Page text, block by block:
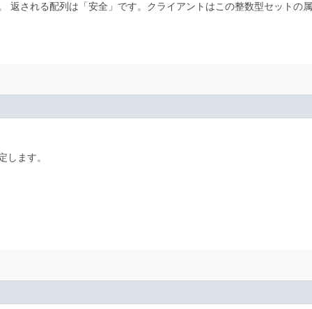
返される配列は「安全」です。クライアントはこの整数型セットの
します。